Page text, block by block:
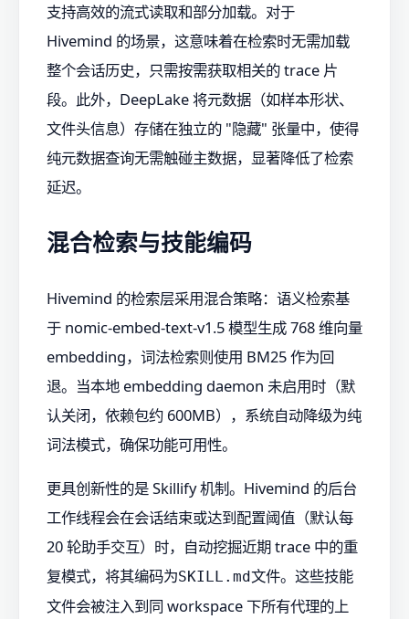
支持高效的流式读取和部分加载。对于
Hivemind 的场景，这意味着在检索时无需加载
整个会话历史，只需按需获取相关的 trace 片
段。此外，DeepLake 将元数据（如样本形状、
文件头信息）存储在独立的 "隐藏" 张量中，使得
纯元数据查询无需触碰主数据，显著降低了检索
延迟。
混合检索与技能编码
Hivemind 的检索层采用混合策略：语义检索基
于 nomic-embed-text-v1.5 模型生成 768 维向量
embedding，词法检索则使用 BM25 作为回
退。当本地 embedding daemon 未启用时（默
认关闭，依赖包约 600MB），系统自动降级为纯
词法模式，确保功能可用性。
更具创新性的是 Skillify 机制。Hivemind 的后台
工作线程会在会话结束或达到配置阈值（默认每
20 轮助手交互）时，自动挖掘近期 trace 中的重
复模式，将其编码为SKILL.md文件。这些技能
文件会被注入到同 workspace 下所有代理的上